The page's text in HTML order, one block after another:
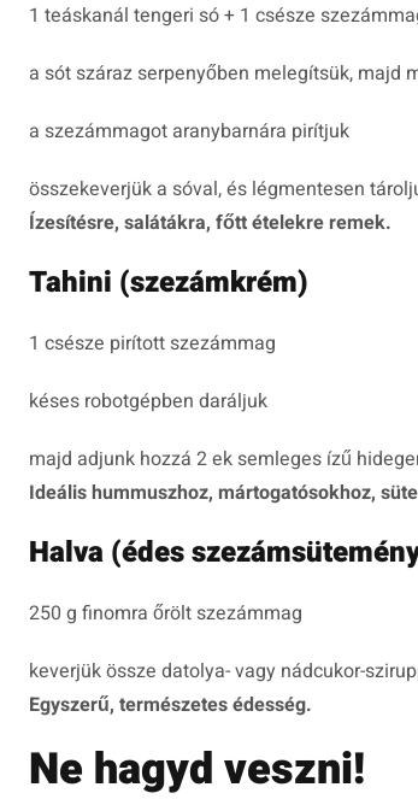
1 teáskanál tengeri só + 1 csésze
a sót száraz serpenyőben melegítsük, majd
a szezámmagot aranybarnára pirítjuk
összekeverjük a sóval, és légmentesen
Ízesítésre, salátákra, főtt ételekre remek.
Tahini (szezámkrém)
1 csésze pirított szezámmag
késes robotgépben daráljuk
majd adjunk hozzá 2 ek semleges ízű
Ideális hummuszhoz, mártogatósokhoz,
Halva (édes
250 g finomra őrölt szezámmag
keverjük össze datolya- vagy nádcukor-
Egyszerű, természetes édesség.
Ne hagyd veszni!